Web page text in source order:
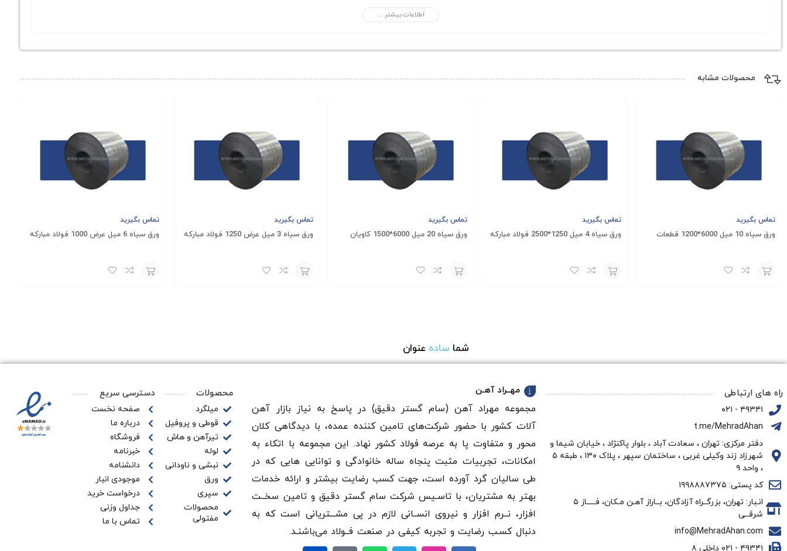
صنعتی مورد استفاده قرار گیرند. همچنین این ورق‌ها با سطح مقاوم خود در برابر فشار و ضربه، به‌طور خاص برای شرایط سنگین طراحی شده‌اند.
برای استعلام قیمت ورق آجدار فولاد مبارکه و کسب اطلاعات دقیق‌تر، می‌توانید با کارشناسان مهراد آهن تماس بگیرید. قیمت ورق آجدار فولاد مبارکه به عواملی مانند ضخامت، ابعاد، نوع سطح و
اطلاعات بیشتر ...
محصولات مشابه
تماس بگیرید
ورق سیاه 10 میل 6000*1200 قطعات
تماس بگیرید
ورق سیاه 4 میل 1250*2500 فولاد مبارکه
تماس بگیرید
ورق سیاه 20 میل 6000*1500 کاویان
تماس بگیرید
ورق سیاه 3 میل عرض 1250 فولاد مبارکه
تماس بگیرید
ورق سیاه 6 میل عرض 1000 فولاد مبارکه
شما ساده عنوان
راه های ارتباطی
۴۹۳۴۱ - ۰۲۱
t.me/MehradAhan
دفتر مرکزی: تهران ، سعادت آباد ، بلوار پاکنژاد ، خیابان شیما و
شهرزاد زند وکیلی غربی ، ساختمان سپهر ، پلاک ۱۳۰ ، طبقه ۵
، واحد ۹
کد پستی: ۱۹۹۸۸۸۷۳۷۵
انـبار: تهران، بزرگــراه آزادگان، بــاراز آهـن مـکان، فـــــاز ۵
شرقــی
info@MehradAhan.com
۴۹۳۴۱ - ۰۲۱ داخلی ۸
مهــراد آهـن
مجموعه مهراد آهن (سام گستر دقيق) در پاسخ به نیاز بازار آهن‌
آلات کشور با حضور شرکت‌های تامین کننده عمده، با دیدگاهی کلان
محور و متفاوت پا به عرصه فولاد کشور نهاد. این مجموعه با اتکاء به
امکانات، تجربیات مثبت پنجاه ساله خانوادگی و توانایی هایی که در
طی سالیان گرد آورده است، جهت کسب رضایت بیشتر و ارائه خدمات
بهتر به مشتریان، با تاسـیس شرکت سام گستر دقيق و تامین سخــت
افزار، نــرم افزار و نیروی انســانی لازم در پی مشـــتریانی است که به
دنبال کسـب رضایت و تجربه کیفی در صنعت فــولاد می‌باشنـد.
محصولات
میلگرد
قوطی و پروفیل
تیرآهن و هاش
لوله
نبشی و ناودانی
ورق
سپری
محصولات
مفتولی
دسترسی سریع
صفحه نخست
درباره ما
فروشگاه
خبرنامه
دانشنامه
موجودی انبار
درخواست خرید
جداول وزنی
تماس با ما